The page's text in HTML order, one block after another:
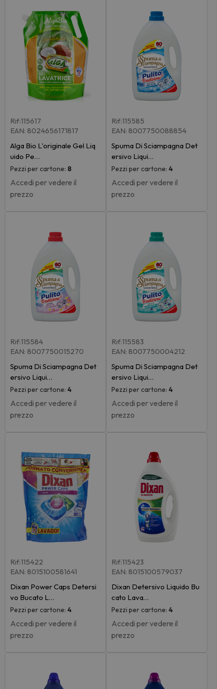
Rif:115617
EAN: 8024656171817
Alga Bio L'originale Gel Liq
uido Pe…
Pezzi per cartone: 8
Accedi per vedere il
prezzo
Rif:115585
EAN: 8007750088854
Spuma Di Sciampagna Det
ersivo Liqui…
Pezzi per cartone: 4
Accedi per vedere il
prezzo
Rif:115584
EAN: 8007750015270
Spuma Di Sciampagna Det
ersivo Liqui…
Pezzi per cartone: 4
Accedi per vedere il
prezzo
Rif:115583
EAN: 8007750004212
Spuma Di Sciampagna Det
ersivo Liqui…
Pezzi per cartone: 4
Accedi per vedere il
prezzo
Rif:115422
EAN: 8015100581641
Dixan Power Caps Detersi
vo Bucato L…
Pezzi per cartone: 4
Accedi per vedere il
prezzo
Rif:115423
EAN: 8015100579037
Dixan Detersivo Liquido Bu
cato Lava…
Pezzi per cartone: 4
Accedi per vedere il
prezzo